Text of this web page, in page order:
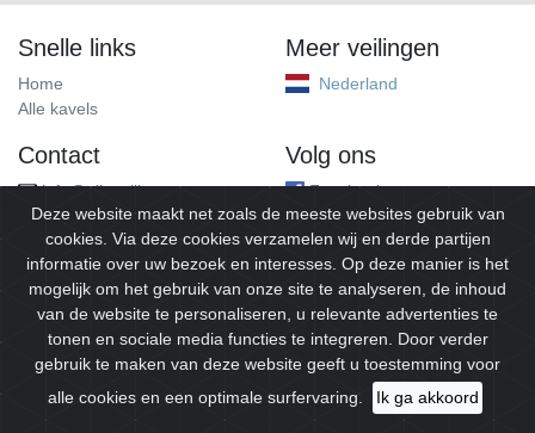
Snelle links
Home
Alle kavels
Meer veilingen
Nederland
Contact
info@alleveilingen.net
Volg ons
Facebook
© 2026Alleveilingen.Alle rechten voorbehouden.
Deze website maakt net zoals de meeste websites gebruik van
cookies. Via deze cookies verzamelen wij en derde partijen
informatie over uw bezoek en interesses. Op deze manier is het
mogelijk om het gebruik van onze site te analyseren, de inhoud
van de website te personaliseren, u relevante advertenties te
tonen en sociale media functies te integreren. Door verder
gebruik te maken van deze website geeft u toestemming voor
alle cookies en een optimale surfervaring.
Ik ga akkoord